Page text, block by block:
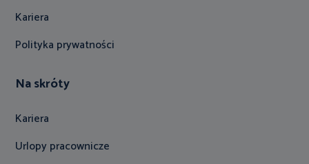
Kariera
Polityka prywatności
Na skróty
Kariera
Urlopy pracownicze